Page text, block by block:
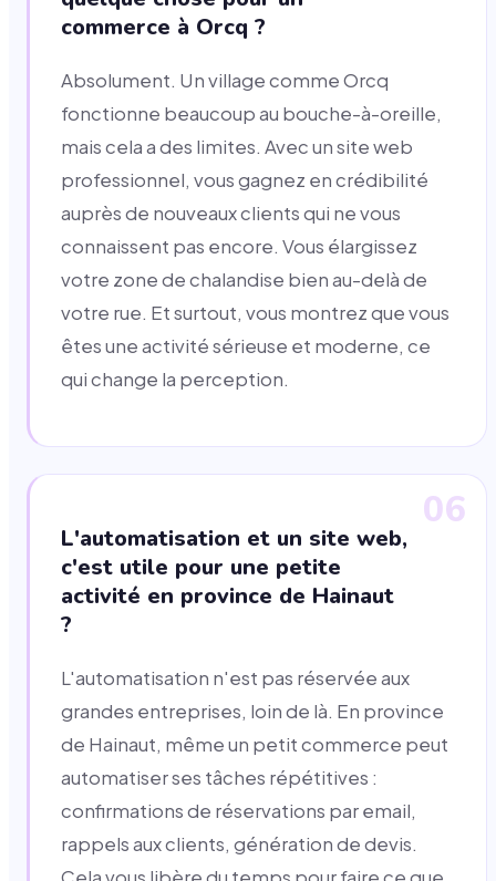
commerce à Orcq ?
Absolument. Un village comme Orcq
fonctionne beaucoup au bouche-à-oreille,
mais cela a des limites. Avec un site web
professionnel, vous gagnez en crédibilité
auprès de nouveaux clients qui ne vous
connaissent pas encore. Vous élargissez
votre zone de chalandise bien au-delà de
votre rue. Et surtout, vous montrez que vous
êtes une activité sérieuse et moderne, ce
qui change la perception.
06
L'automatisation et un site web,
c'est utile pour une petite
activité en province de Hainaut
?
L'automatisation n'est pas réservée aux
grandes entreprises, loin de là. En province
de Hainaut, même un petit commerce peut
automatiser ses tâches répétitives :
confirmations de réservations par email,
rappels aux clients, génération de devis.